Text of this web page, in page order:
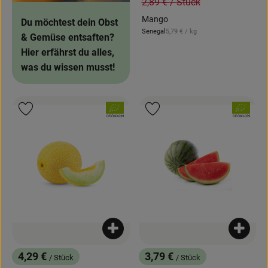
Du möchtest dein Obst
& Gemüse entsaften?
Hier erfährst du alles,
was du wissen musst!
Mango
, Herkunft:
Senegal , Referenzpreis:
5,79 € / kg
, Preis:
4,29 € / Stück
Produkt zum Warenkorb hinzufügen
, Verband:
, Kontrollstelle:
DE-ÖKO-039
Produkt zu Favouriten hinzufügen
, Preis:
3,79 € / Stück
, Verband:
, Kontrollstelle:
DE-ÖKO-039
Produkt zu Favouriten hinzufügen